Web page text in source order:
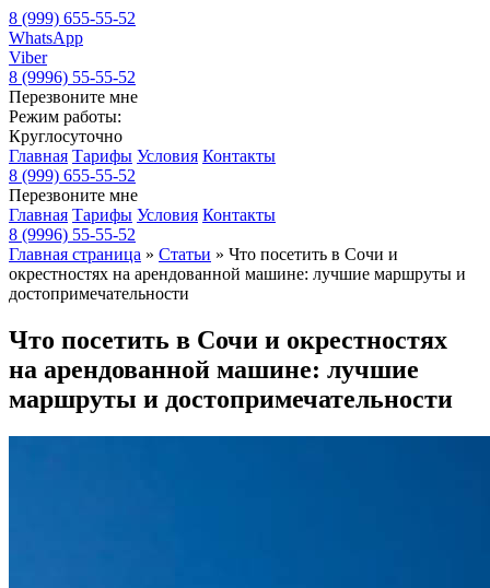
8 (999) 655-55-52
WhatsApp
Viber
8 (9996) 55-55-52
Перезвоните мне
Режим работы:
Круглосуточно
Главная Тарифы Условия Контакты
8 (999) 655-55-52
Перезвоните мне
Главная Тарифы Условия Контакты
8 (9996) 55-55-52
Главная страница » Статьи » Что посетить в Сочи и
окрестностях на арендованной машине: лучшие маршруты и
достопримечательности
Что посетить в Сочи и окрестностях
на арендованной машине: лучшие
маршруты и достопримечательности